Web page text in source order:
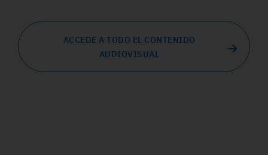
ACCEDE A TODO EL CONTENIDO
AUDIOVISUAL